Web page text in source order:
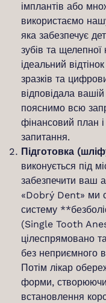
імплантів або
використаємо
яка забезпечує
зубів та
ідеальний
зразків та
відповідала
пояснимо всю
фінансовий план
запитання.
Підготовка
виконується під
забезпечити ваш
«Dobrý Dent» ми
систему
(Single Tooth
цілеспрямовано
без неприємного
Потім лікар
форми, створюючи
встановлення